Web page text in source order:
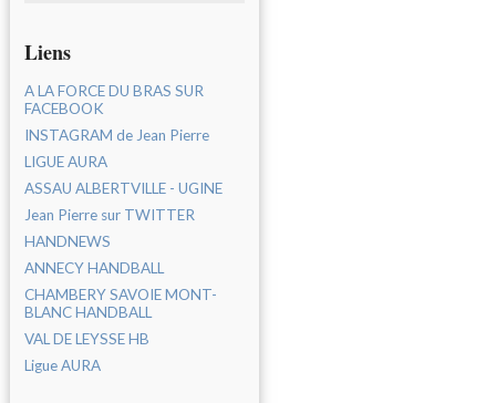
Liens
A LA FORCE DU BRAS SUR
FACEBOOK
INSTAGRAM de Jean Pierre
LIGUE AURA
ASSAU ALBERTVILLE - UGINE
Jean Pierre sur TWITTER
HANDNEWS
ANNECY HANDBALL
CHAMBERY SAVOIE MONT-
BLANC HANDBALL
VAL DE LEYSSE HB
Ligue AURA